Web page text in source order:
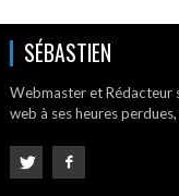
SÉBASTIEN
Webmaster et Rédacteur
web à ses heures